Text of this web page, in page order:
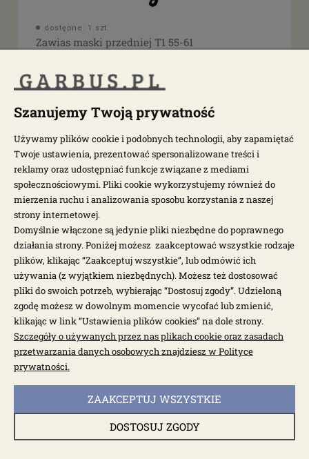
dostępne: 1 szt.
Zawias maski przedniej T1 55-61
0572-820
223,86 zł 287,00 zł
dostępny do 10 dni roboczych
Zawias pokrywy silnika 2szt T1 54-
Szanujemy Twoją prywatność
Używamy plików cookie i podobnych technologii, aby zapamiętać
Twoje ustawienia, prezentować spersonalizowane treści i
reklamy oraz udostępniać funkcje związane z mediami
społecznościowymi. Pliki cookie wykorzystujemy również do
mierzenia ruchu i analizowania sposobu korzystania z naszej
strony internetowej.
Domyślnie włączone są jedynie pliki niezbędne do poprawnego
działania strony. Poniżej możesz zaakceptować wszystkie rodzaje
plików, klikając “Zaakceptuj wszystkie”, lub odmówić ich
używania (z wyjątkiem niezbędnych). Możesz też dostosować
pliki do swoich potrzeb, wybierając “Dostosuj zgody”. Udzieloną
zgodę możesz w dowolnym momencie wycofać lub zmienić,
klikając w link “Ustawienia plików cookies” na dole strony.
Szczegóły o używanych przez nas plikach cookie oraz zasadach
przetwarzania danych osobowych znajdziesz w Polityce
prywatności.
DOSTOSUJ ZGODY
ZAAKCEPTUJ WSZYSTKIE